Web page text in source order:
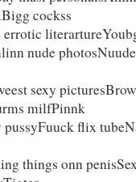
cockss
nude
sexy
milfPinnk
flix
things onn